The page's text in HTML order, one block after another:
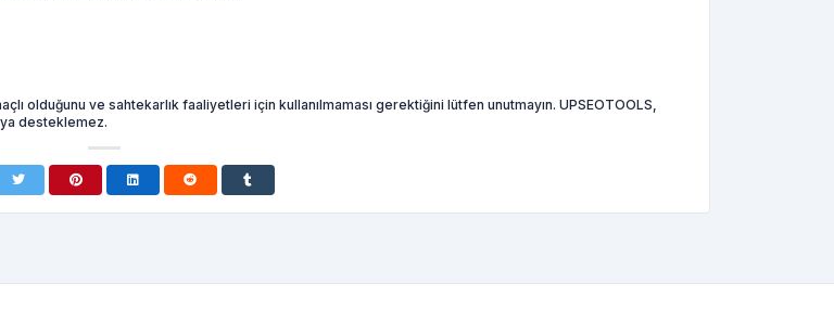
olduğunu ve sahtekarlık faaliyetleri için kullanılmaması gerektiğini lütfen unutmayın. UPSEOTOOLS,
desteklemez.